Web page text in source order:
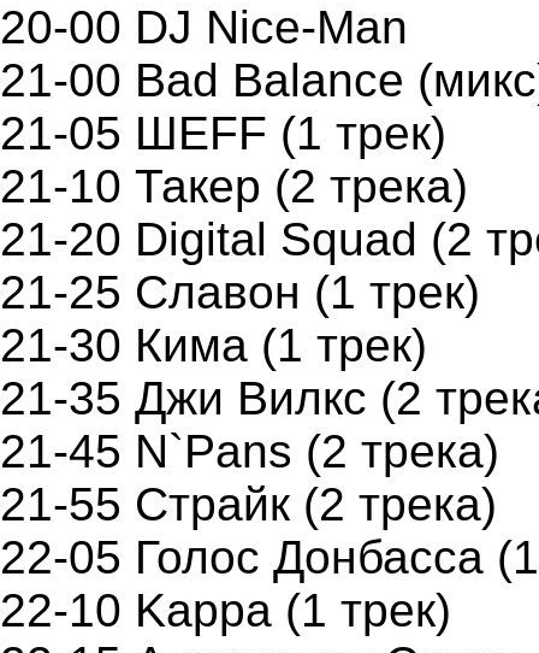
20-00 DJ Nice-Man
21-00 Bad Balance
21-05 ШЕFF (1 трек)
21-10 Такер (2 трека)
21-20 Digital Squad (2
21-25 Славон (1 трек)
21-30 Кима (1 трек)
21-35 Джи Вилкс (2
21-45 N`Pans (2 трека)
21-55 Страйк (2 трека)
22-05 Голос Донбасса
22-10 Kappa (1 трек)